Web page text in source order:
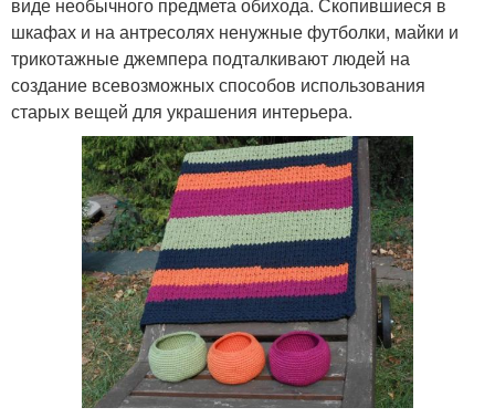
виде необычного предмета обихода. Скопившиеся в
шкафах и на антресолях ненужные футболки, майки и
трикотажные джемпера подталкивают людей на
создание всевозможных способов использования
старых вещей для украшения интерьера.